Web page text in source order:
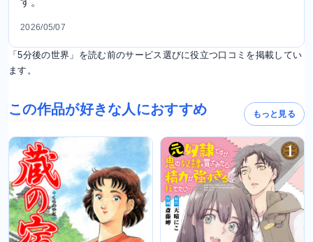
2026/05/07
「5分後の世界」を読む前のサービス選びに役立つ口コミを掲載してい
ます。
この作品が好きな人におすすめ もっと見る